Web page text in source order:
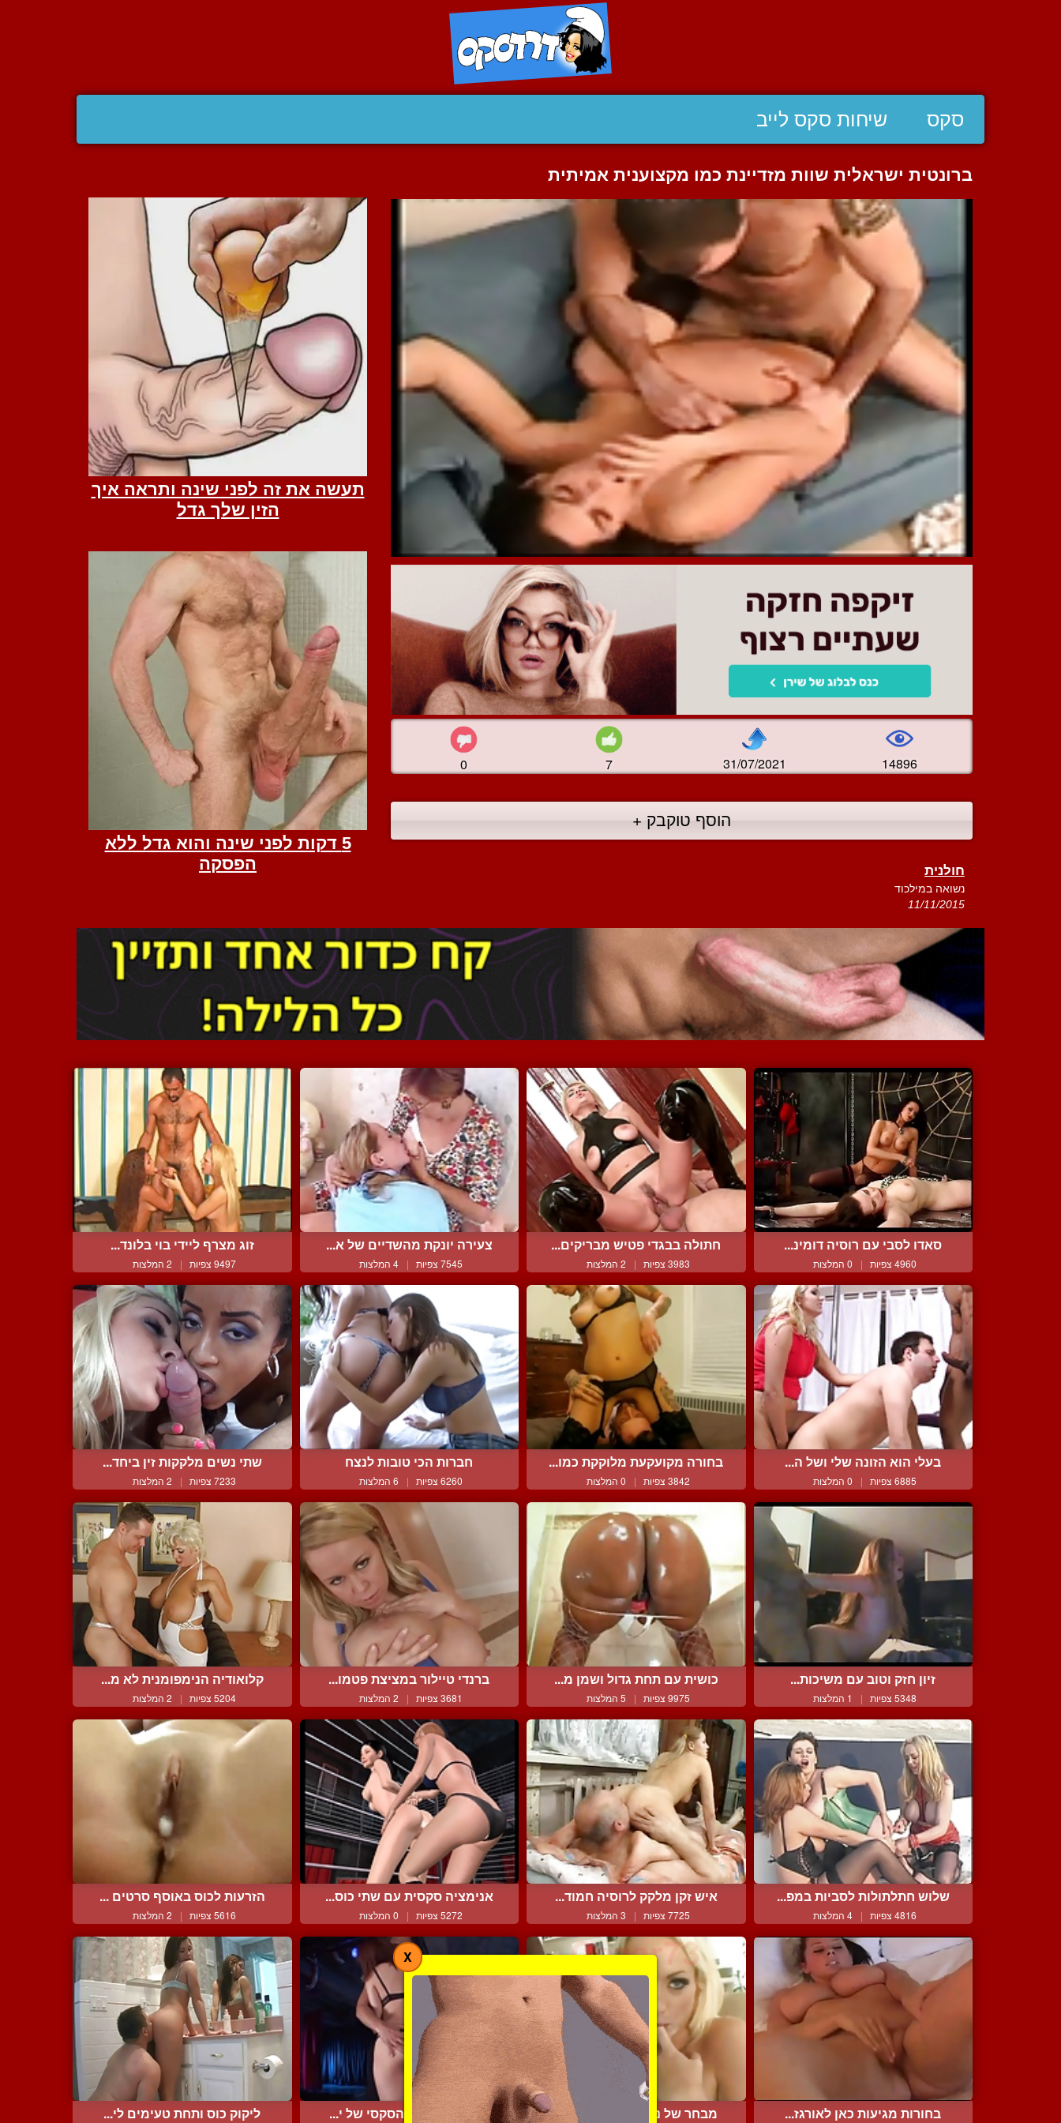
סקס שיחות סקס לייב
ברונטית ישראלית שוות מזדיינת כמו מקצוענית אמיתית
0 7 31/07/2021 14896
הוסף טוקבק +
חולנית
נשואה במילכוד
11/11/2015
סאדו לסבי עם רוסיה דומינ...
4960 צפיות | 0 המלצות
חתולה בבגדי פטיש מבריקים...
3983 צפיות | 2 המלצות
צעירה יונקת מהשדיים של א...
7545 צפיות | 4 המלצות
זוג מצרף ליידי בוי בלונד...
9497 צפיות | 2 המלצות
בעלי הוא הזונה שלי ושל ה...
6885 צפיות | 0 המלצות
בחורה מקועקעת מלוקקת כמו...
3842 צפיות | 0 המלצות
חברות הכי טובות לנצח
6260 צפיות | 6 המלצות
שתי נשים מלקקות זין ביחד...
7233 צפיות | 2 המלצות
זיון חזק וטוב עם משיכות...
5348 צפיות | 1 המלצות
כושית עם תחת גדול ושמן מ...
9975 צפיות | 5 המלצות
ברנדי טיילור במציצת פטמו...
3681 צפיות | 2 המלצות
קלואודיה הנימפומנית לא מ...
5204 צפיות | 2 המלצות
שלוש חתלתולות לסביות במפ...
4816 צפיות | 4 המלצות
איש זקן מלקק לרוסיה חמוד...
7725 צפיות | 3 המלצות
אנימציה סקסית עם שתי כוס...
5272 צפיות | 0 המלצות
הזרעות לכוס באוסף סרטים ...
5616 צפיות | 2 המלצות
בחורות מגיעות כאן לאורגז... מבחר של נשים בחוויות לוה... מזמוזים לישבן הסקסי של י... ליקוק כוס ותחת טעימים לי...
X